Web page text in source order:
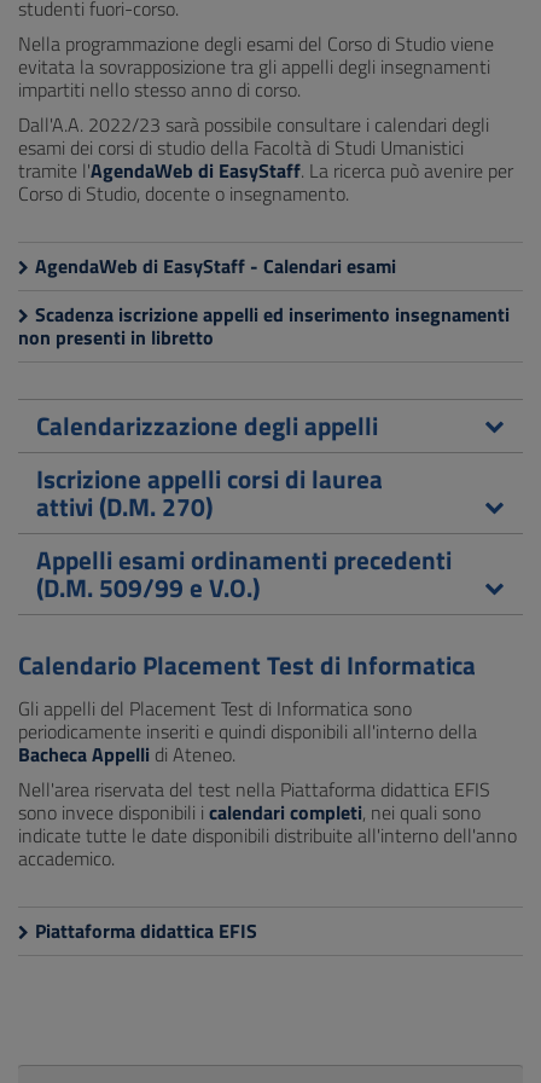
studenti fuori-corso.
Nella programmazione degli esami del Corso di Studio viene
evitata la sovrapposizione tra gli appelli degli insegnamenti
impartiti nello stesso anno di corso.
Dall'A.A. 2022/23 sarà possibile consultare i calendari degli
esami dei corsi di studio della Facoltà di Studi Umanistici
tramite l'AgendaWeb di EasyStaff. La ricerca può avenire per
Corso di Studio, docente o insegnamento.
AgendaWeb di EasyStaff - Calendari esami
Scadenza iscrizione appelli ed inserimento insegnamenti
non presenti in libretto
Calendarizzazione degli appelli
Iscrizione appelli corsi di laurea
attivi (D.M. 270)
Appelli esami ordinamenti precedenti
(D.M. 509/99 e V.O.)
Calendario Placement Test di Informatica
Gli appelli del Placement Test di Informatica sono
periodicamente inseriti e quindi disponibili all'interno della
Bacheca Appelli di Ateneo.
Nell'area riservata del test nella Piattaforma didattica EFIS
sono invece disponibili i calendari completi, nei quali sono
indicate tutte le date disponibili distribuite all'interno dell'anno
accademico.
Piattaforma didattica EFIS